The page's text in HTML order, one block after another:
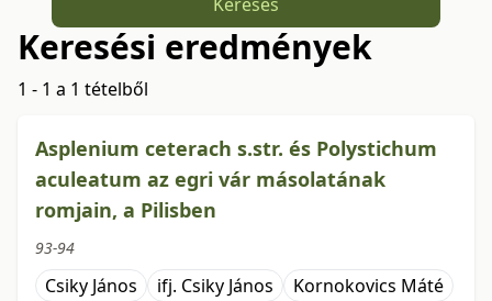
Keresési eredmények
1 - 1 a 1 tételből
Asplenium ceterach s.str. és Polystichum
aculeatum az egri vár másolatának
romjain, a Pilisben
93-94
Csiky János ifj. Csiky János
Kornokovics Máté